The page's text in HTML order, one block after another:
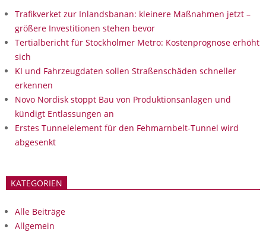
Trafikverket zur Inlandsbanan: kleinere Maßnahmen jetzt –
größere Investitionen stehen bevor
Tertialbericht für Stockholmer Metro: Kostenprognose erhöht
sich
KI und Fahrzeugdaten sollen Straßenschäden schneller
erkennen
Novo Nordisk stoppt Bau von Produktionsanlagen und
kündigt Entlassungen an
Erstes Tunnelelement für den Fehmarnbelt-Tunnel wird
abgesenkt
KATEGORIEN
Alle Beiträge
Allgemein